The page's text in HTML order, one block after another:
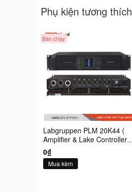
Phụ kiện tương thích
Bán chạy
Labgruppen PLM 20K44 (
Amplifier & Lake Controller )
4 Kênh
0₫
Mua kèm